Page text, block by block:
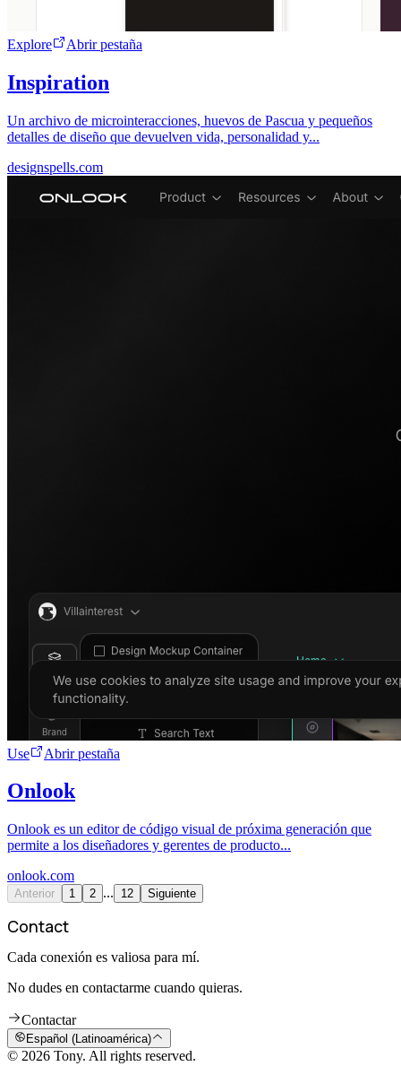
Explore Abrir pestaña
Inspiration
Un archivo de microinteracciones, huevos de Pascua y pequeños
detalles de diseño que devuelven vida, personalidad y...
designspells.com
Use Abrir pestaña
Onlook
Onlook es un editor de código visual de próxima generación que
permite a los diseñadores y gerentes de producto...
onlook.com
Anterior 1 2 ... 12 Siguiente
Contact
Cada conexión es valiosa para mí.
No dudes en contactarme cuando quieras.
Contactar
Español (Latinoamérica)
© 2026 Tony. All rights reserved.